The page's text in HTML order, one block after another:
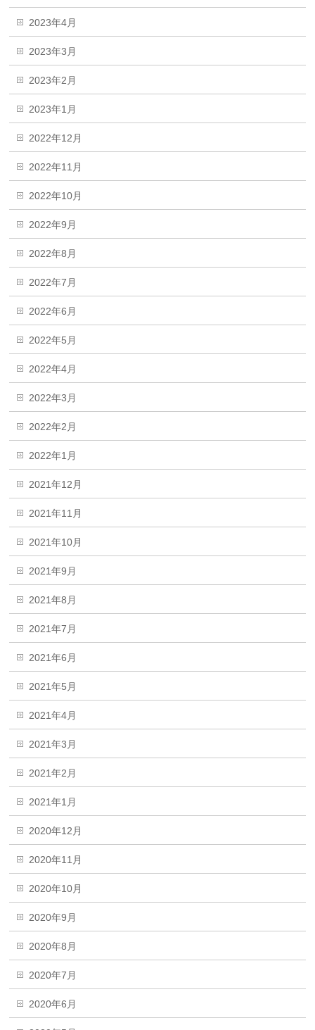
2023年4月
2023年3月
2023年2月
2023年1月
2022年12月
2022年11月
2022年10月
2022年9月
2022年8月
2022年7月
2022年6月
2022年5月
2022年4月
2022年3月
2022年2月
2022年1月
2021年12月
2021年11月
2021年10月
2021年9月
2021年8月
2021年7月
2021年6月
2021年5月
2021年4月
2021年3月
2021年2月
2021年1月
2020年12月
2020年11月
2020年10月
2020年9月
2020年8月
2020年7月
2020年6月